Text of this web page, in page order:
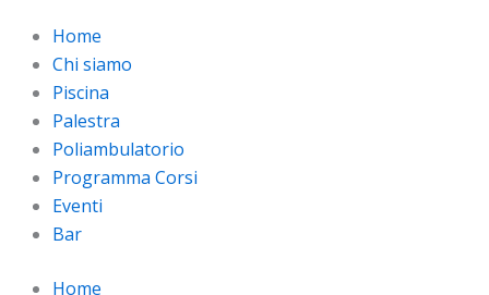
Home
Chi siamo
Piscina
Palestra
Poliambulatorio
Programma Corsi
Eventi
Bar
Home